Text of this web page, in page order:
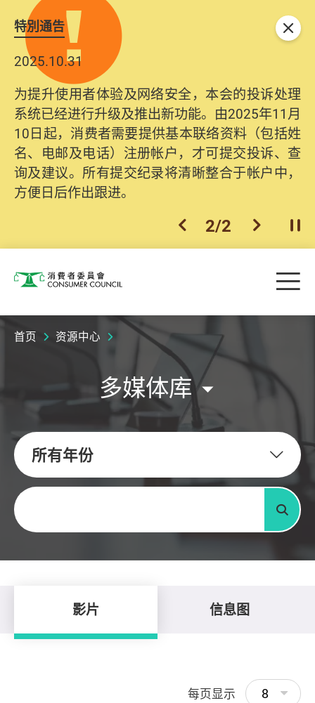
特別通告
2025.10.31
为提升使用者体验及网络安全，本会的投诉处理
系统已经进行升级及推出新功能。由2025年11月
10日起，消费者需要提供基本联络资料（包括姓
名、电邮及电话）注册帐户，才可提交投诉、查
询及建议。所有提交纪录将清晰整合于帐户中，
方便日后作出跟进。
上一个
2/2 下一个开
关闭
消费者委员会 目
首页 资源中心
多媒体库
所有年份
关键字
搜寻
影片 信息图
每页显示 8